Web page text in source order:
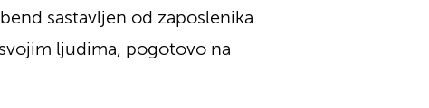
sastavljen od zaposlenika
ljudima, pogotovo na